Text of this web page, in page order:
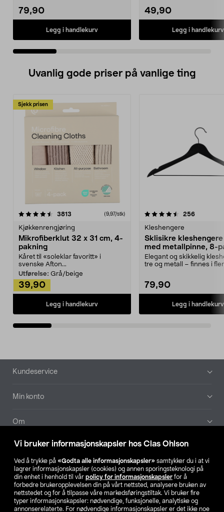
Vi bruker informasjonskapsler hos Clas Ohlson
Ved å trykke på «Godta alle informasjonskapsler» samtykker du i at vi
lagrer informasjonskapsler (cookies) og annen sporingsteknologi på
din enhet i henhold til vår policy for informasjonskapsler for å
forbedre brukeropplevelsen din på vårt nettsted, analysere bruken av
nettstedet og for å tilpasse våre markedsføringstiltak. Vi bruker fire
typer informasjonskapsler: nødvendige, funksjonelle, analytiske og
annonserelaterte. For nødvendige informasjonskapsler er det ikke noe
79,90
Legg i handlekurv
49,90
Legg i handlekurv
Uvanlig gode priser på vanlige ting
Sjekk prisen
3813 anmeldelser(9,97/stk)
Kjøkkenrengjøring
Mikrofiberklut 32 x 31 cm, 4-
pakning
Kåret til «soleklar favoritt» i
svenske Afton...
Utførelse: Grå/beige
39,90
Legg i handlekurv
4.5av 5 stjerner 256
Kleshengere
Sklisikre
med metallpinne, 8-
Elegant og skikkelig
tre og metall – finnes i
79,90
Legg i handlekurv
4.5av 5 stjerner
Bunntekst
Kundeservice
Min konto
Om
Aktuelt
Våre selskaper
Finn din butikk